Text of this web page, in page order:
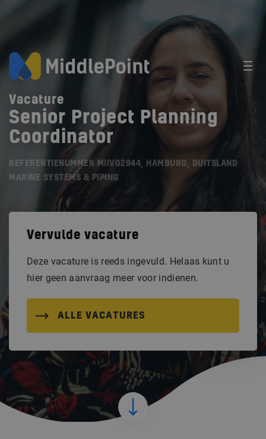
Vacature
Senior Project Planning
Coordinator
REFERENTIENUMMER MIIV02944, HAMBURG, DUITSLAND
MARINE SYSTEMS & PIPING
Vervulde vacature
Deze vacature is reeds ingevuld. Helaas kunt u
hier geen aanvraag meer voor indienen.
ALLE VACATURES